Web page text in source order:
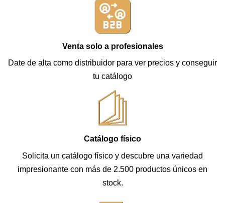
Venta solo a profesionales
Date de alta como distribuidor para ver precios y conseguir
tu catálogo
Catálogo físico
Solicita un catálogo físico y descubre una variedad
impresionante con más de 2.500 productos únicos en
stock.